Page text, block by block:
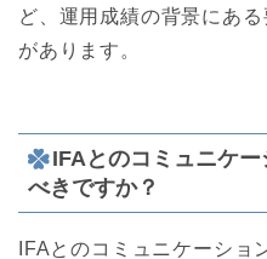
ど、運用成績の背景にあ
があります。
IFAとのコミュニケ
べきですか？
IFAとのコミュニケーショ